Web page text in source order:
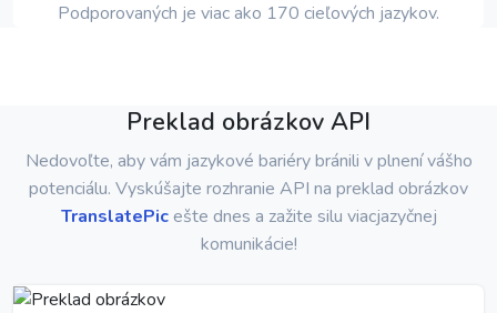
Podporovaných je viac ako 170 cieľových jazykov.
Preklad obrázkov API
Nedovoľte, aby vám jazykové bariéry bránili v plnení vášho
potenciálu. Vyskúšajte rozhranie API na preklad obrázkov
TranslatePicešte dnes a zažite silu viacjazyčnej
komunikácie!